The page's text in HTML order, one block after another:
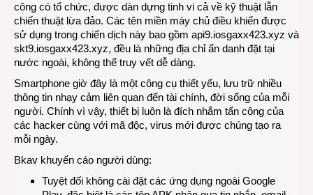
công có tổ chức, được dàn dựng tinh vi cả về kỹ thuật lẫn
chiến thuật lừa đảo. Các tên miền máy chủ điều khiển được
sử dụng trong chiến dịch này bao gồm api9.iosgaxx423.xyz và
skt9.iosgaxx423.xyz, đều là những địa chỉ ẩn danh đặt tại
nước ngoài, không thể truy vết dễ dàng.
Smartphone giờ đây là một công cụ thiết yếu, lưu trữ nhiều
thông tin nhạy cảm liên quan đến tài chính, đời sống của mỗi
người. Chính vì vậy, thiết bị luôn là đích nhắm tấn công của
các hacker cùng với mã độc, virus mới được chúng tạo ra
mỗi ngày.
Bkav khuyến cáo người dùng:
Tuyệt đối không cài đặt các ứng dụng ngoài Google